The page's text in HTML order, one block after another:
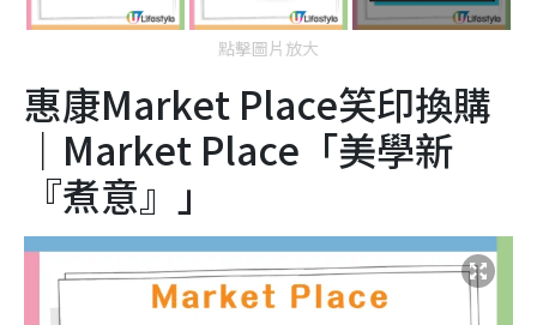
點擊圖片放大
惠康Market Place笑印換購
｜Market Place「美學新
『煮意』」